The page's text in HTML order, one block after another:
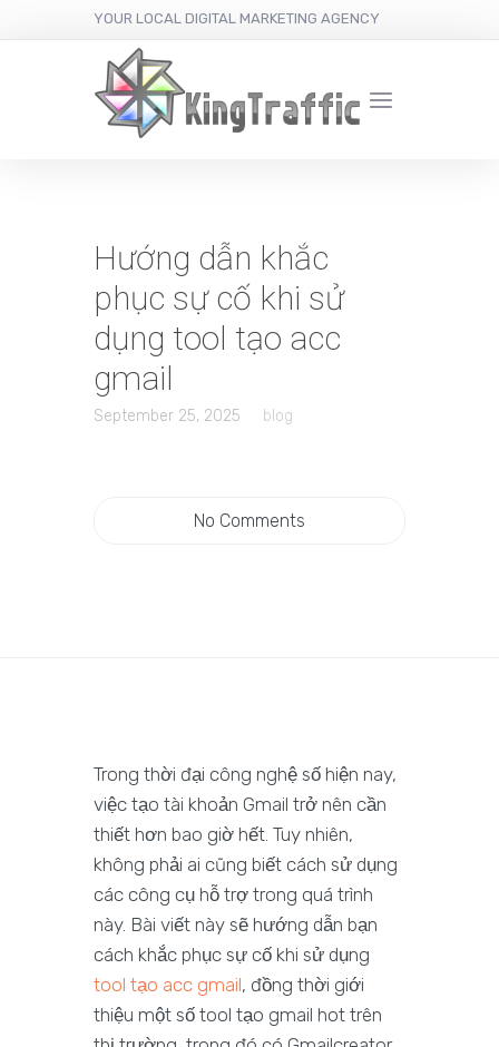
YOUR LOCAL DIGITAL MARKETING AGENCY
Hướng dẫn khắc
phục sự cố khi sử
dụng tool tạo acc
gmail
September 25, 2025 blog
No Comments
Trong thời đại công nghệ số hiện nay,
việc tạo tài khoản Gmail trở nên cần
thiết hơn bao giờ hết. Tuy nhiên,
không phải ai cũng biết cách sử dụng
các công cụ hỗ trợ trong quá trình
này. Bài viết này sẽ hướng dẫn bạn
cách khắc phục sự cố khi sử dụng
tool tạo acc gmail, đồng thời giới
thiệu một số tool tạo gmail hot trên